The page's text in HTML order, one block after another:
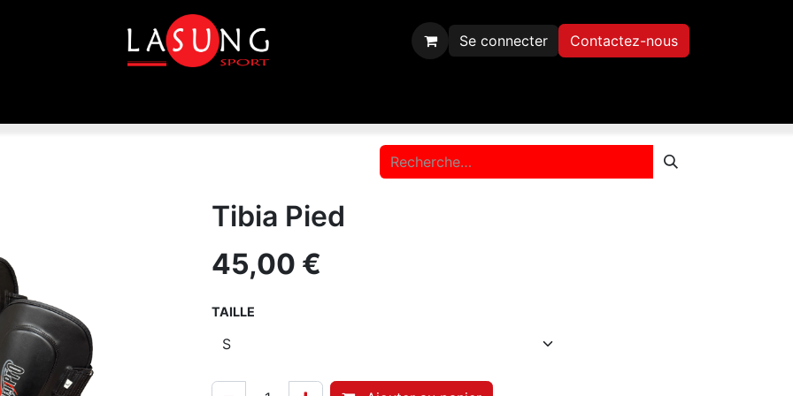
Se connecter Contactez-nous
Tibia Pied
45,00 €
TAILLE